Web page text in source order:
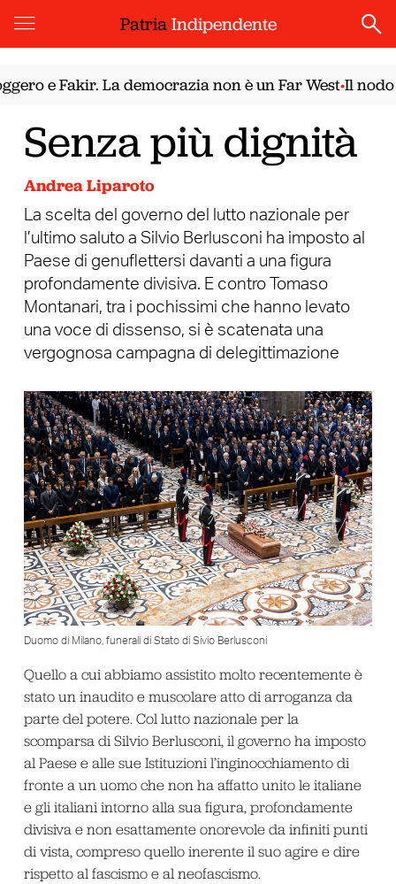
PatriaIndipendente
e Fakir. La democrazia non è un Far West•Il nodo
Senza più dignità
Andrea Liparoto
La scelta del governo del lutto nazionale per
l’ultimo saluto a Silvio Berlusconi ha imposto al
Paese di genuflettersi davanti a una figura
profondamente divisiva. E contro Tomaso
Montanari, tra i pochissimi che hanno levato
una voce di dissenso, si è scatenata una
vergognosa campagna di delegittimazione
Duomo di Milano, funerali di Stato di Sivio Berlusconi
Quello a cui abbiamo assistito molto recentemente è
stato un inaudito e muscolare atto di arroganza da
parte del potere. Col lutto nazionale per la
scomparsa di Silvio Berlusconi, il governo ha imposto
al Paese e alle sue Istituzioni l’inginocchiamento di
fronte a un uomo che non ha affatto unito le italiane
e gli italiani intorno alla sua figura, profondamente
divisiva e non esattamente onorevole da infiniti punti
di vista, compreso quello inerente il suo agire e dire
rispetto al fascismo e al neofascismo.